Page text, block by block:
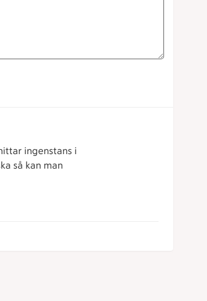
ingenstans i
så kan man